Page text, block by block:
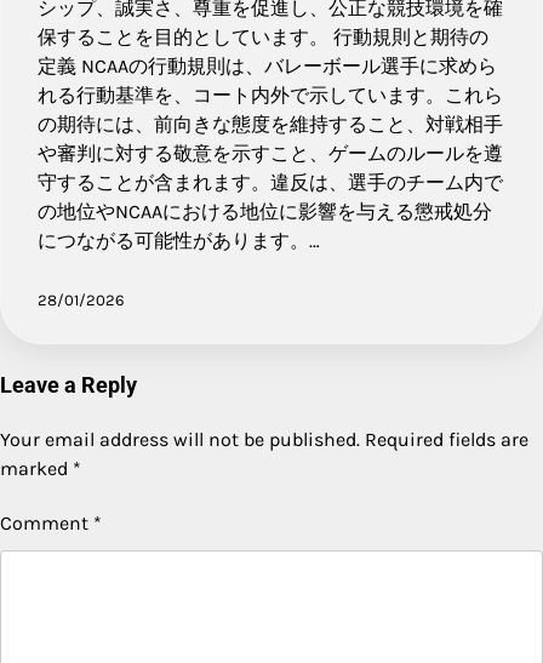
シップ、誠実さ、尊重を促進し、公正な競技環境を確
保することを目的としています。 行動規則と期待の
定義 NCAAの行動規則は、バレーボール選手に求めら
れる行動基準を、コート内外で示しています。これら
の期待には、前向きな態度を維持すること、対戦相手
や審判に対する敬意を示すこと、ゲームのルールを遵
守することが含まれます。違反は、選手のチーム内で
の地位やNCAAにおける地位に影響を与える懲戒処分
につながる可能性があります。…
28/01/2026
Leave a Reply
Your email address will not be published. Required fields are
marked *
Comment *